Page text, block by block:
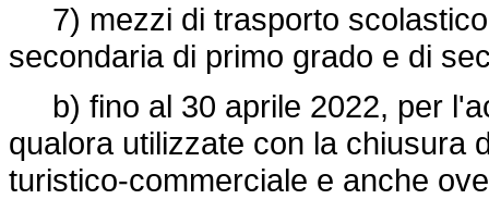
7) mezzi di trasporto scolastico
secondaria di primo grado e di
b) fino al 30 aprile 2022, per
qualora utilizzate con la chiusura
turistico-commerciale e anche